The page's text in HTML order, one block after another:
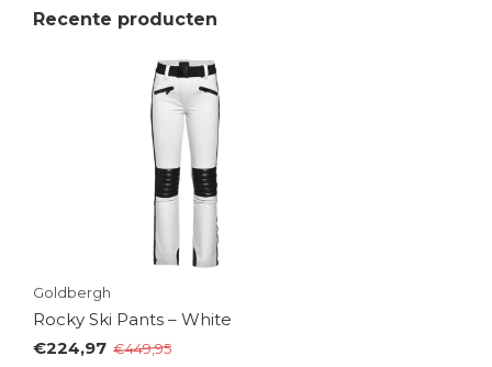
Recente producten
Goldbergh
Rocky Ski Pants – White
€224,97 €449,95